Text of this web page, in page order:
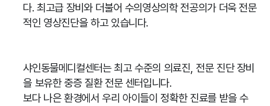
다. 최고급 장비와 더불어 수의영상의학 전공의가 더욱 전문
적인 영상진단을 하고 있습니다.
샤인동물메디컬센터는 최고 수준의 의료진, 전문 진단 장비
을 보유한 중증 질환 전문 센터입니다.
보다 나은 환경에서 우리 아이들이 정확한 진료를 받을 수